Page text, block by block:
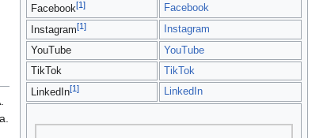
Facebook[1] Facebook
Instagram[1]
Instagram
YouTube
YouTube
TikTok
TikTok
LinkedIn[1] LinkedIn